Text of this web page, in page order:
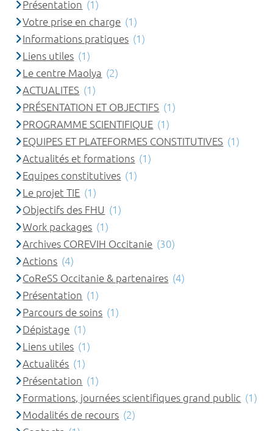
Présentation (1)
Votre prise en charge (1)
Informations pratiques (1)
Liens utiles (1)
Le centre Maolya (2)
ACTUALITES (1)
PRÉSENTATION ET OBJECTIFS (1)
PROGRAMME SCIENTIFIQUE (1)
EQUIPES ET PLATEFORMES CONSTITUTIVES (1)
Actualités et formations (1)
Equipes constitutives (1)
Le projet TIE (1)
Objectifs des FHU (1)
Work packages (1)
Archives COREVIH Occitanie (30)
Actions (4)
CoReSS Occitanie & partenaires (4)
Présentation (1)
Parcours de soins (1)
Dépistage (1)
Liens utiles (1)
Actualités (1)
Présentation (1)
Formations, journées scientifiques grand public (1)
Modalités de recours (2)